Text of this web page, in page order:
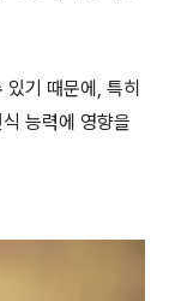
기 때문에, 특히
능력에 영향을